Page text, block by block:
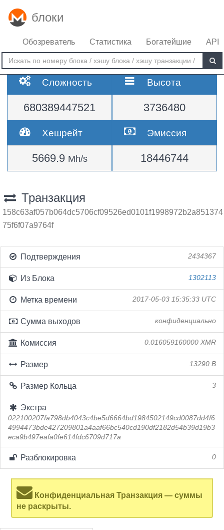
блоки
Обозреватель Статистика Богатейшие API
Сложность
680389447521
Высота
3736480
Хешрейт
5669.9 Mh/s
Эмиссия
18446744
Транзакция
158c63af057b064dc5706cf09526ed0101f1998972b2a851374
75f6f07a9764f
Подтверждения 2434367
Из Блока 1302113
Метка времени 2017-05-03 15:35:33 UTC
Сумма выходов конфиденциально
Комиссия 0.016059160000 XMR
Размер 13290 B
Размер Кольца 3
Экстра
022100207fa798db4043c4be5d6664bd1984502149cd0087dd4f6
4994473bde427209801a4aaf66bc540cd190df2182d54b39d19b3
eca9b497eafa0fe614fdc6709d717a
Разблокировка 0
Конфиденциальная Транзакция — суммы
не раскрыты.